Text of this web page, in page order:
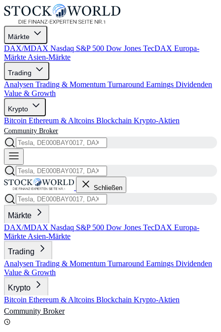
Märkte
DAX/MDAX Nasdaq S&P 500 Dow Jones TecDAX Europa-
Märkte Asien-Märkte
Trading
Analysen Trading & Momentum Turnaround Earnings Dividenden
Value & Growth
Krypto
Bitcoin Ethereum & Altcoins Blockchain Krypto-Aktien
Community Broker
Schließen
Märkte
DAX/MDAX Nasdaq S&P 500 Dow Jones TecDAX Europa-
Märkte Asien-Märkte
Trading
Analysen Trading & Momentum Turnaround Earnings Dividenden
Value & Growth
Krypto
Bitcoin Ethereum & Altcoins Blockchain Krypto-Aktien
Community Broker